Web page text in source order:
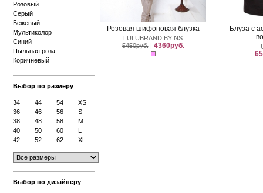
Розовый
Серый
Бежевый
Мультиколор
Синий
Пыльная роза
Коричневый
Выбор по размеру
34 44 54
XS
36
46 56
S
38
48 58
M
40
50 60
L
42
52 62 XL
Выбор по дизайнеру
Розовая шифоновая блузка
LULUBRAND BY NS
5450руб.| 4360руб.
Блуза с